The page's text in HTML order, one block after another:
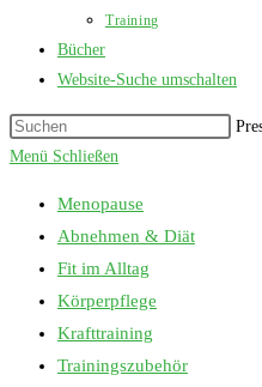
Training
Bücher
Website-Suche umschalten
Menü Schließen
Menopause
Abnehmen & Diät
Fit im Alltag
Körperpflege
Krafttraining
Trainingszubehör